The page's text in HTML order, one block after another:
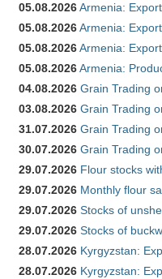
05.08.2026Armenia:
05.08.2026Armenia:
05.08.2026Armenia:
05.08.2026Armenia:
04.08.2026 Grain Trading
03.08.2026 Grain Trading
31.07.2026 Grain Trading
30.07.2026 Grain Trading
29.07.2026 Flour stocks
29.07.2026 Monthly flour
29.07.2026 Stocks of
29.07.2026 Stocks of
28.07.2026 Kyrgyzstan:
28.07.2026 Kyrgyzstan: